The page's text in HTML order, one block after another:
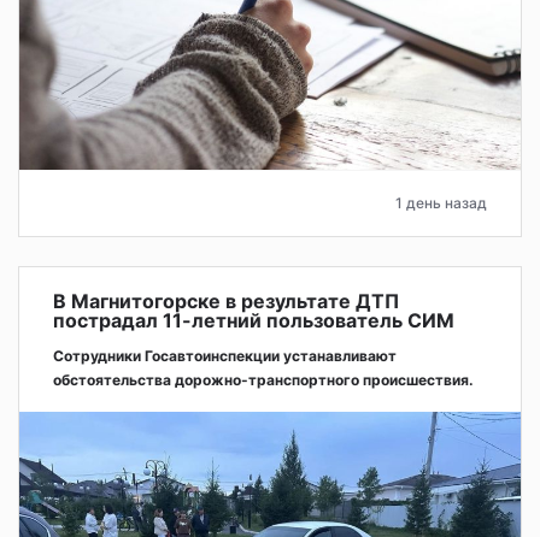
1 день назад
В Магнитогорске в результате ДТП
пострадал 11-летний пользователь СИМ
Сотрудники Госавтоинспекции устанавливают
обстоятельства дорожно-транспортного происшествия.